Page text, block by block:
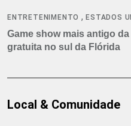
ENTRETENIMENTO ,ESTADOS
Game show mais antigo
gratuita no sul da Flórida
Local & Comunidade